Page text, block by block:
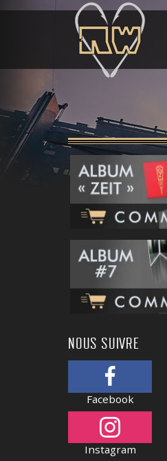
NOUS SUIVRE
Facebook
Instagram